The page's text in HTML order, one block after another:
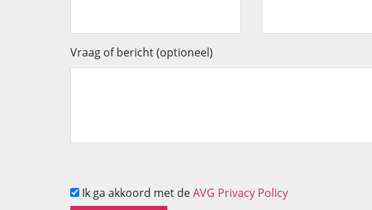
Vraag of bericht (optioneel)
Ik ga akkoord met deAVG Privacy Policy